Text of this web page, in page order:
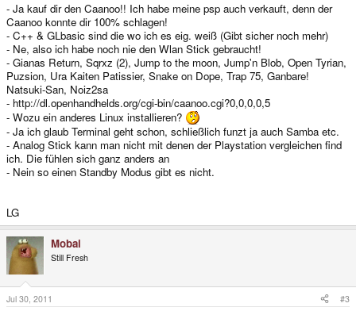
- Ja kauf dir den Caanoo!! Ich habe meine psp auch verkauft, denn der
Caanoo konnte dir 100% schlagen!
- C++ & GLbasic sind die wo ich es eig. weiß (Gibt sicher noch mehr)
- Ne, also ich habe noch nie den Wlan Stick gebraucht!
- Gianas Return, Sqrxz (2), Jump to the moon, Jump'n Blob, Open Tyrian,
Puzsion, Ura Kaiten Patissier, Snake on Dope, Trap 75, Ganbare!
Natsuki-San, Noiz2sa
- http://dl.openhandhelds.org/cgi-bin/caanoo.cgi?0,0,0,0,5
- Wozu ein anderes Linux installieren?
- Ja ich glaub Terminal geht schon, schließlich funzt ja auch Samba etc.
- Analog Stick kann man nicht mit denen der Playstation vergleichen find
ich. Die fühlen sich ganz anders an
- Nein so einen Standby Modus gibt es nicht.
LG
Mobai
Still Fresh
Jul 30, 2011 #3